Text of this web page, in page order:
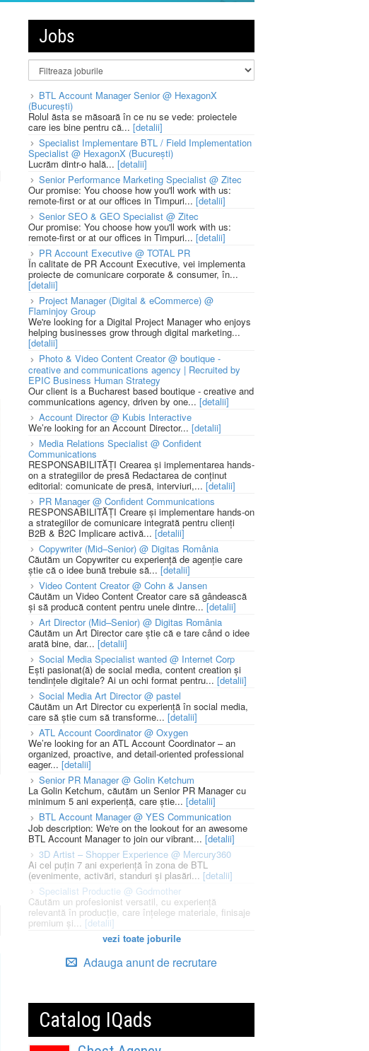
Jobs
BTL Account Manager Senior @ HexagonX
(București)
Rolul ăsta se măsoară în ce nu se vede: proiectele
care ies bine pentru că... [detalii]
Specialist Implementare BTL / Field Implementation
Specialist @ HexagonX (București)
Lucrăm dintr-o hală... [detalii]
Senior Performance Marketing Specialist @ Zitec
Our promise: You choose how you'll work with us:
remote-first or at our offices in Timpuri... [detalii]
Senior SEO & GEO Specialist @ Zitec
Our promise: You choose how you'll work with us:
remote-first or at our offices in Timpuri... [detalii]
PR Account Executive @ TOTAL PR
În calitate de PR Account Executive, vei implementa
proiecte de comunicare corporate & consumer, în...
[detalii]
Project Manager (Digital & eCommerce) @
Flaminjoy Group
We're looking for a Digital Project Manager who enjoys
helping businesses grow through digital marketing...
[detalii]
Photo & Video Content Creator @ boutique -
creative and communications agency | Recruited by
EPIC Business Human Strategy
Our client is a Bucharest based boutique - creative and
communications agency, driven by one... [detalii]
Account Director @ Kubis Interactive
We’re looking for an Account Director... [detalii]
Media Relations Specialist @ Confident
Communications
RESPONSABILITĂȚI Crearea și implementarea hands-
on a strategiilor de presă Redactarea de conținut
editorial: comunicate de presă, interviuri,... [detalii]
PR Manager @ Confident Communications
RESPONSABILITĂȚI Creare și implementare hands-on
a strategiilor de comunicare integrată pentru clienți
B2B & B2C Implicare activă... [detalii]
Copywriter (Mid–Senior) @ Digitas România
Căutăm un Copywriter cu experiență de agenție care
știe că o idee bună trebuie să... [detalii]
Video Content Creator @ Cohn & Jansen
Căutăm un Video Content Creator care să gândească
și să producă content pentru unele dintre...[detalii]
Art Director (Mid–Senior) @ Digitas România
Căutăm un Art Director care știe că e tare când o idee
arată bine, dar... [detalii]
Social Media Specialist wanted @ Internet Corp
Ești pasionat(ă) de social media, content creation și
tendințele digitale? Ai un ochi format pentru... [detalii]
Social Media Art Director @ pastel
Căutăm un Art Director cu experiență în social media,
care să știe cum să transforme... [detalii]
ATL Account Coordinator @ Oxygen
We’re looking for an ATL Account Coordinator – an
organized, proactive, and detail-oriented professional
eager... [detalii]
Senior PR Manager @ Golin Ketchum
La Golin Ketchum, căutăm un Senior PR Manager cu
minimum 5 ani experiență, care știe... [detalii]
BTL Account Manager @ YES Communication
Job description: We're on the lookout for an awesome
BTL Account Manager to join our vibrant... [detalii]
3D Artist – Shopper Experience @ Mercury360
Ai cel puțin 7 ani experiență în zona de BTL
(evenimente, activări, standuri și plasări... [detalii]
Specialist Productie @ Godmother
Căutăm un profesionist versatil, cu experiență
relevantă în producție, care înțelege materiale, finisaje
premium și... [detalii]
vezi toate joburile
Adauga anunt de recrutare
Catalog IQads